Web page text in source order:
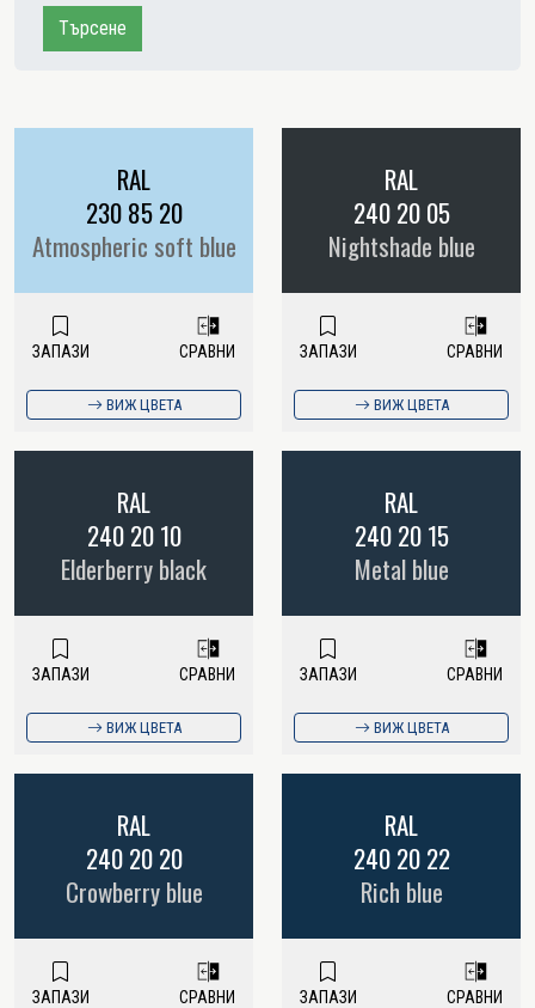
Търсене
RAL
230 85 20
Atmospheric soft blue
ЗАПАЗИ СРАВНИ
ВИЖ ЦВЕТА
RAL
240 20 05
Nightshade blue
ЗАПАЗИ СРАВНИ
ВИЖ ЦВЕТА
RAL
240 20 10
Elderberry black
ЗАПАЗИ СРАВНИ
ВИЖ ЦВЕТА
RAL
240 20 15
Metal blue
ЗАПАЗИ СРАВНИ
ВИЖ ЦВЕТА
RAL
240 20 20
Crowberry blue
ЗАПАЗИ СРАВНИ
RAL
240 20 22
Rich blue
ЗАПАЗИ СРАВНИ